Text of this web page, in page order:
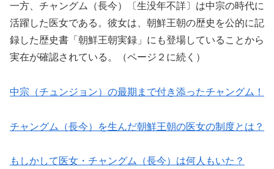
一方、チャングム（長今）〔生没年不詳〕は中宗の時代に
活躍した医女である。彼女は、朝鮮王朝の歴史を公的に記
録した歴史書「朝鮮王朝実録」にも登場していることから
実在が確認されている。（ページ２に続く）
中宗（チュンジョン）の最期まで付き添ったチャングム！
チャングム（長今）を生んだ朝鮮王朝の医女の制度とは？
もしかして医女・チャングム（長今）は何人もいた？